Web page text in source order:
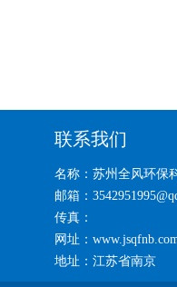
联系我们
名称：苏州全风环保
邮箱：
传真：
网址：
地址：江苏省南京